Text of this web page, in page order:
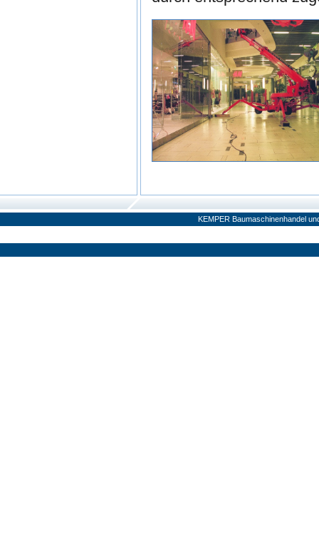
KEMPER Baumaschinenhandel